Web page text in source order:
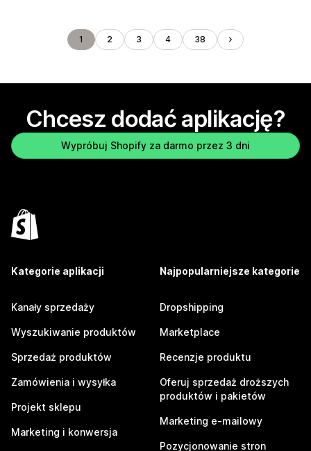
1 2 3 4 38
Chcesz dodać aplikację?
Wypróbuj Shopify za darmo przez 3 dni
Kategorie aplikacji
Kanały sprzedaży
Wyszukiwanie produktów
Sprzedaż produktów
Zamówienia i wysyłka
Projekt sklepu
Marketing i konwersja
Najpopularniejsze kategorie
Dropshipping
Marketplace
Recenzje produktu
Oferuj sprzedaż droższych
produktów i pakietów
Marketing e-mailowy
Pozycjonowanie stron